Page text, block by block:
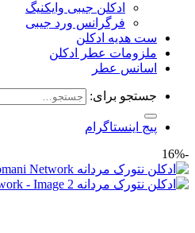
ادکلن جیبی وایکنیگ
فرگرانس ورد جیبی
ست هدیه ادکلن
ملزومات عطر ادکلن
اسانس عطر
جستجو برای:
پیج اینستاگرام
-16%